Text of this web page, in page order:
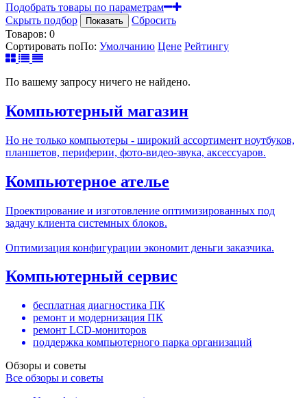
Подобрать товары по параметрам
Скрыть подбор
Показать
Сбросить
Товаров: 0
Сортировать поПо: Умолчанию Цене Рейтингу
По вашему запросу ничего не найдено.
Компьютерный магазин
Но не только компьютеры - широкий ассортимент ноутбуков,
планшетов, периферии, фото-видео-звука, аксессуаров.
Компьютерное ателье
Проектирование и изготовление оптимизированных под
задачу клиента системных блоков.
Оптимизация конфигурации экономит деньги заказчика.
Компьютерный сервис
бесплатная диагностика ПК
ремонт и модернизация ПК
ремонт LCD-мониторов
поддержка компьютерного парка организаций
Обзоры и советы
Все обзоры и советы